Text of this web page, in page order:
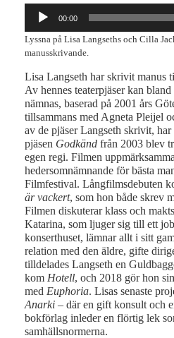
Audio
Player
00:00
Lyssna på Lisa Langseths och Cilla
manusskrivande.
Lisa Langseth har skrivit manus
Av hennes teaterpjäser kan bland
nämnas, baserad på 2001 års
tillsammans med Agneta Pleijel
av de pjäser Langseth skrivit,
pjäsen Godkänd från 2003 blev
egen regi. Filmen
hedersomnämnande för bästa
Filmfestival. Långfilmsdebuten
är vackert, som hon både skrev
Filmen diskuterar klass och
Katarina, som ljuger sig till ett
konserthuset, lämnar allt i sitt
relation med den äldre, gifte
tilldelades Langseth en
kom Hotell, och 2018 gör hon
med Euphoria. Lisas senaste
Anarki – där en gift konsult och
bokförlag inleder en flörtig lek
samhällsnormerna.